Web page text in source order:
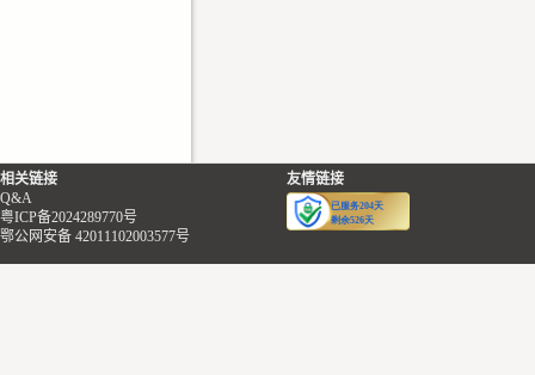
相关链接
Q&A
粤ICP备2024289770号
鄂公网安备 42011102003577号
友情链接